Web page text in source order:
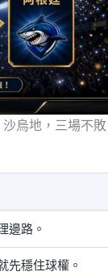
沙烏地，三場不敗
邊路。
先穩住球權。